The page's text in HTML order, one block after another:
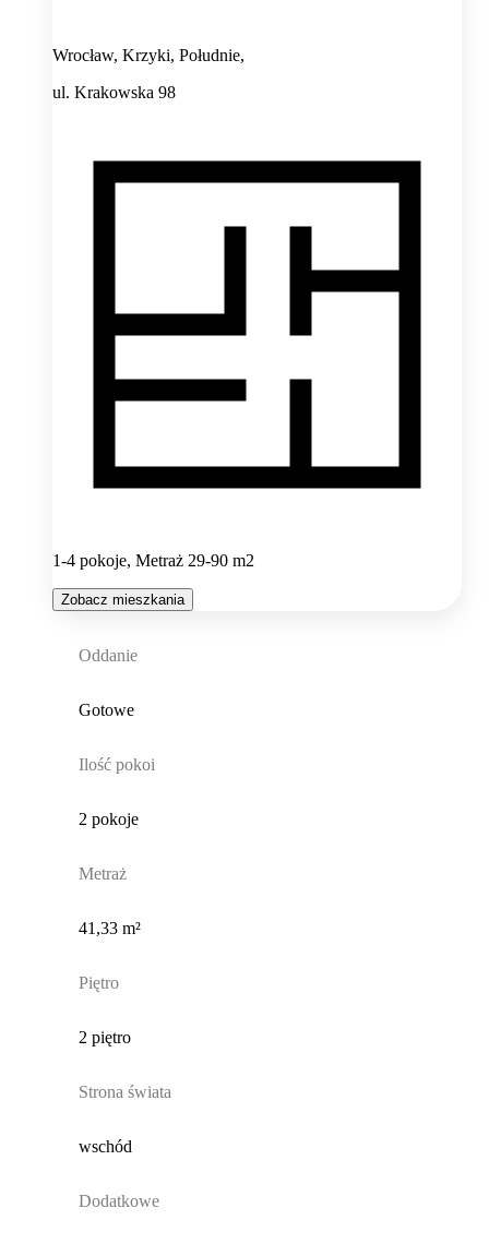
Wrocław, Krzyki, Południe,
ul. Krakowska 98
1-4 pokoje, Metraż 29-90 m2
Zobacz mieszkania
Oddanie
Gotowe
Ilość pokoi
2 pokoje
Metraż
41,33 m²
Piętro
2 piętro
Strona świata
wschód
Dodatkowe